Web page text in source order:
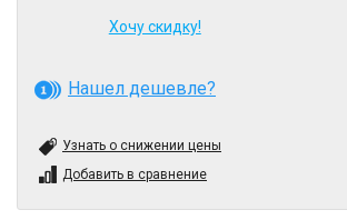
Хочу скидку!
Нашел дешевле?
Узнать о снижении цены
Добавить в сравнение